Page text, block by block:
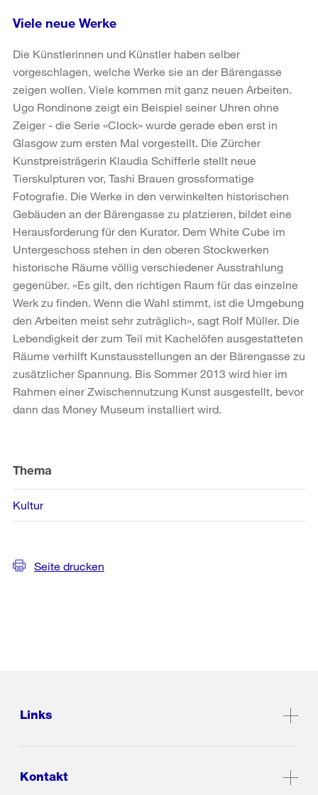
Viele neue Werke
Die Künstlerinnen und Künstler haben selber
vorgeschlagen, welche Werke sie an der Bärengasse
zeigen wollen. Viele kommen mit ganz neuen Arbeiten.
Ugo Rondinone zeigt ein Beispiel seiner Uhren ohne
Zeiger - die Serie «Clock» wurde gerade eben erst in
Glasgow zum ersten Mal vorgestellt. Die Zürcher
Kunstpreisträgerin Klaudia Schifferle stellt neue
Tierskulpturen vor, Tashi Brauen grossformatige
Fotografie. Die Werke in den verwinkelten historischen
Gebäuden an der Bärengasse zu platzieren, bildet eine
Herausforderung für den Kurator. Dem White Cube im
Untergeschoss stehen in den oberen Stockwerken
historische Räume völlig verschiedener Ausstrahlung
gegenüber. «Es gilt, den richtigen Raum für das einzelne
Werk zu finden. Wenn die Wahl stimmt, ist die Umgebung
den Arbeiten meist sehr zuträglich», sagt Rolf Müller. Die
Lebendigkeit der zum Teil mit Kachelöfen ausgestatteten
Räume verhilft Kunstausstellungen an der Bärengasse zu
zusätzlicher Spannung. Bis Sommer 2013 wird hier im
Rahmen einer Zwischennutzung Kunst ausgestellt, bevor
dann das Money Museum installiert wird.
Informationen
Thema
Kultur
Seite drucken
Links
Kontakt